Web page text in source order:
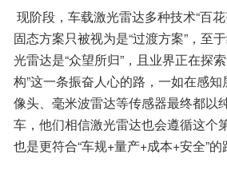
固态方案只被视为是“过渡方案”，至
光雷达是“众望所归”，且业界正在探
构”这一条振奋人心的路，一如在感
像头、毫米波雷达等传感器最终都以
车，他们相信激光雷达也会遵循这个
也是更符合“车规+量产+成本+安全”的